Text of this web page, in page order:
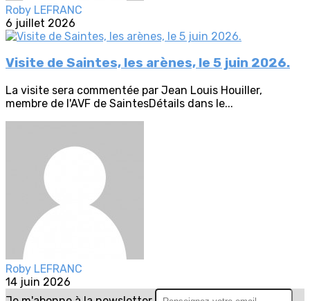
Roby LEFRANC
6 juillet 2026
Visite de Saintes, les arènes, le 5 juin 2026.
La visite sera commentée par Jean Louis Houiller,
membre de l'AVF de SaintesDétails dans le...
Roby LEFRANC
14 juin 2026